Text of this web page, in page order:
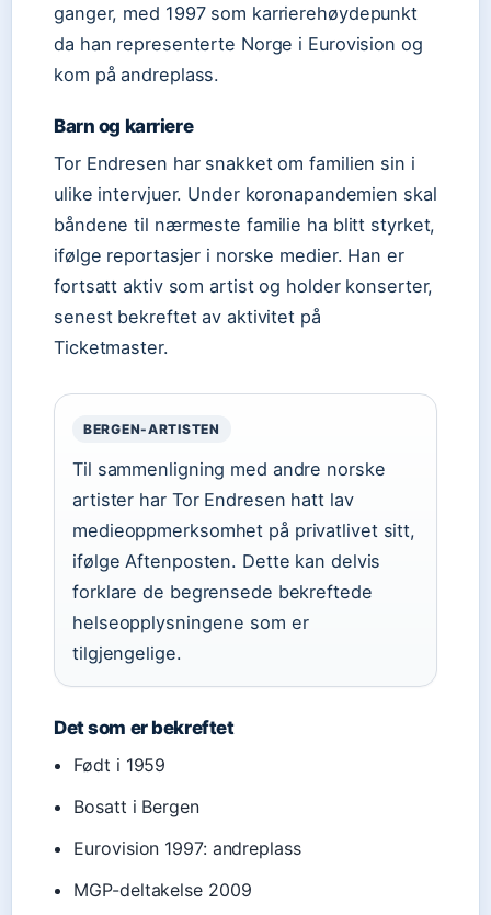
ganger, med 1997 som karrierehøydepunkt
da han representerte Norge i Eurovision og
kom på andreplass.
Barn og karriere
Tor Endresen har snakket om familien sin i
ulike intervjuer. Under koronapandemien skal
båndene til nærmeste familie ha blitt styrket,
ifølge reportasjer i norske medier. Han er
fortsatt aktiv som artist og holder konserter,
senest bekreftet av aktivitet på
Ticketmaster.
BERGEN-ARTISTEN
Til sammenligning med andre norske
artister har Tor Endresen hatt lav
medieoppmerksomhet på privatlivet sitt,
ifølge Aftenposten. Dette kan delvis
forklare de begrensede bekreftede
helseopplysningene som er
tilgjengelige.
Det som er bekreftet
Født i 1959
Bosatt i Bergen
Eurovision 1997: andreplass
MGP-deltakelse 2009